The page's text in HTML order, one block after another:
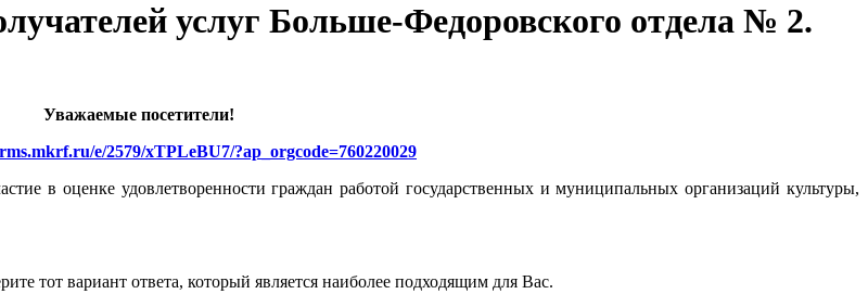
услуг Больше-Федоровского отдела № 2.
Уважаемые посетители!
e/2579/xTPLeBU7/?ap_orgcode=760220029
в оценке удовлетворенности граждан работой государственных и муниципальных организаций культуры,
тот вариант ответа, который является наиболее подходящим для Вас.